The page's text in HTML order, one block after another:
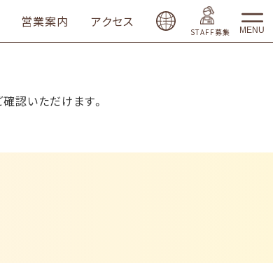
営業案内 アクセス
STAFF募集 MENU
確認いただけます。